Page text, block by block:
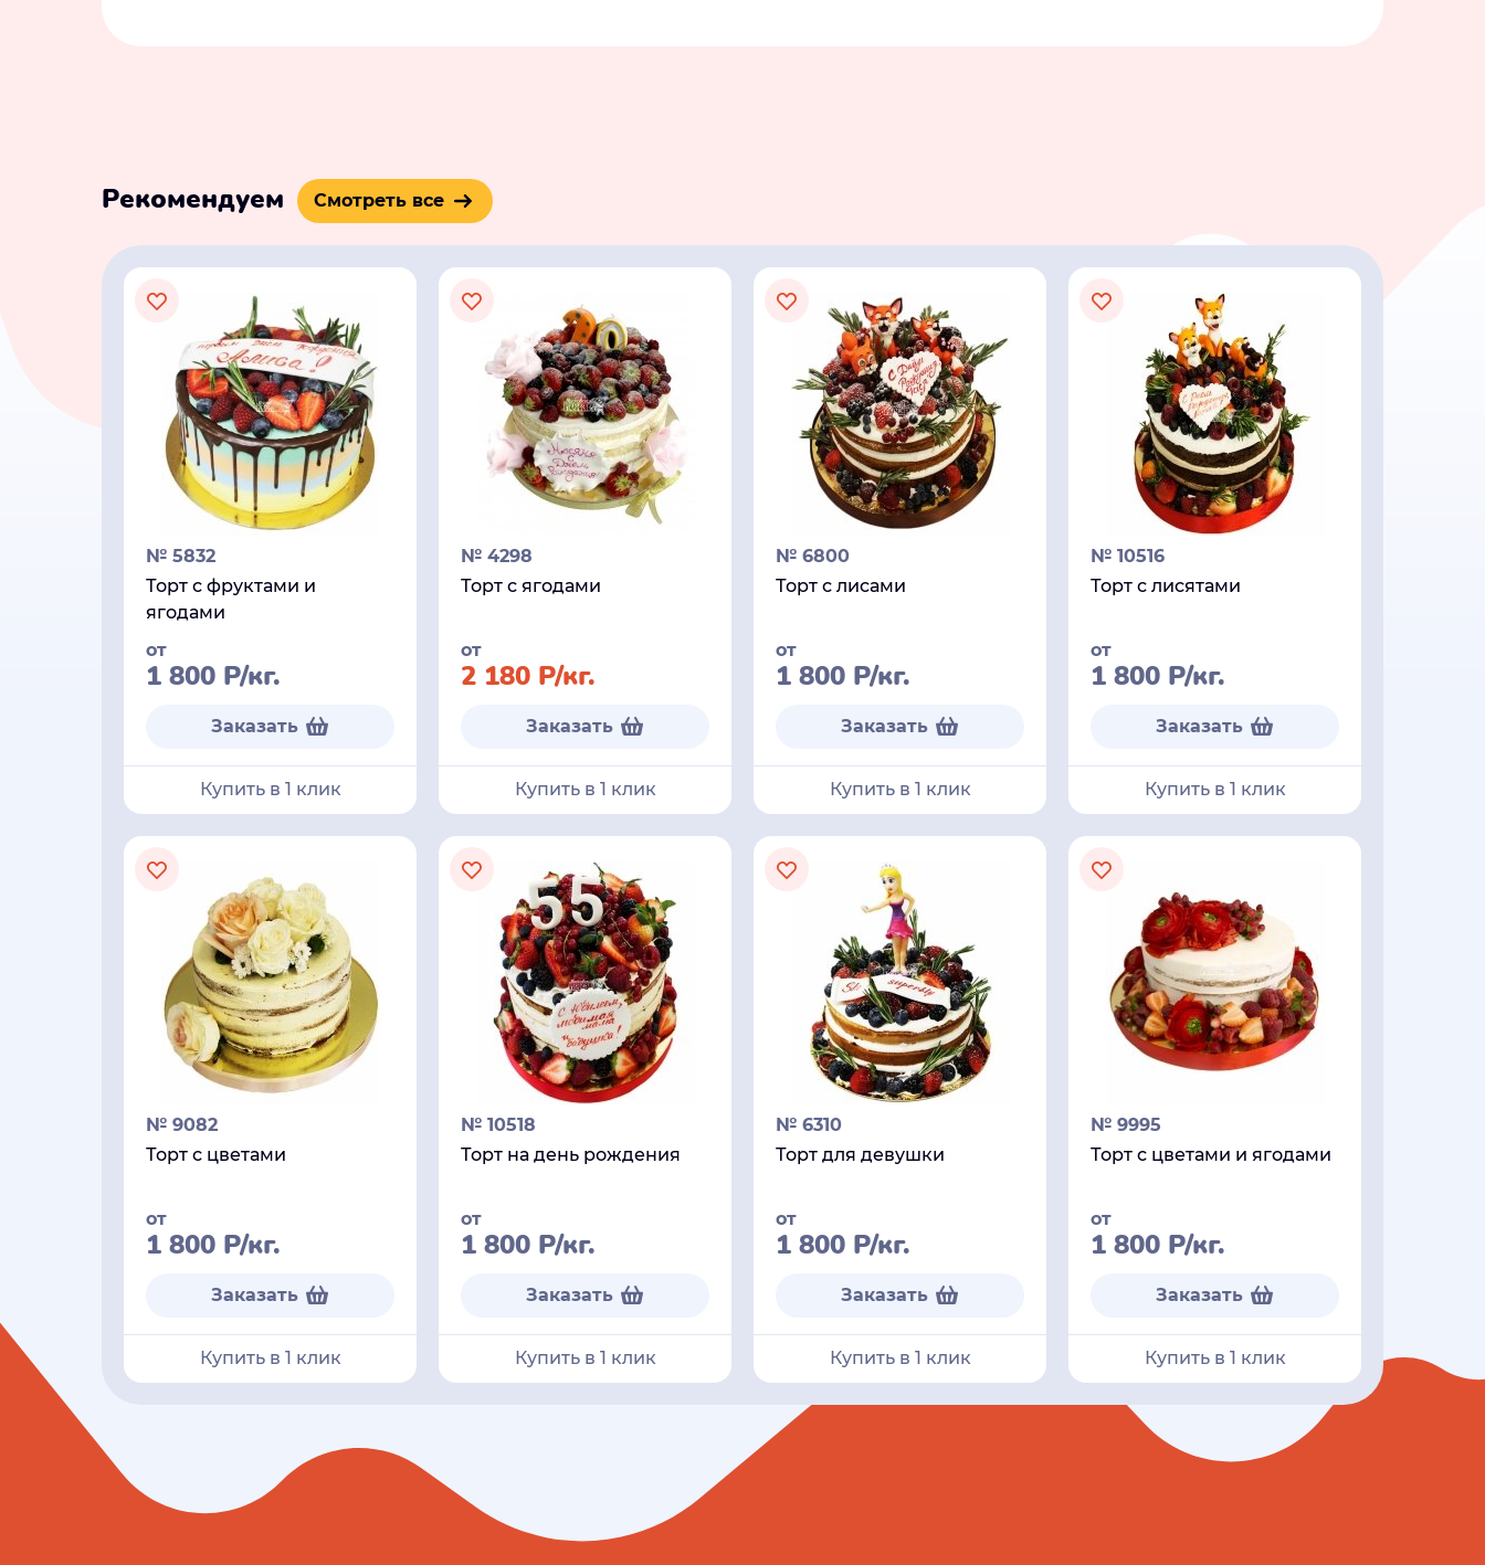
Рекомендуем Смотреть все
№ 5832
Торт с фруктами и
ягодами
от
1 800 Р/кг.
Заказать
Купить в 1 клик
№ 4298
Торт с ягодами
от
2 180 Р/кг.
Заказать
Купить в 1 клик
№ 6800
Торт с лисами
от
1 800 Р/кг.
Заказать
Купить в 1 клик
№ 10516
Торт с лисятами
от
1 800 Р/кг.
Заказать
Купить в 1 клик
№ 9082
Торт с цветами
от
1 800 Р/кг.
Заказать
Купить в 1 клик
№ 10518
Торт на день рождения
от
1 800 Р/кг.
Заказать
Купить в 1 клик
№ 6310
Торт для девушки
от
1 800 Р/кг.
Заказать
Купить в 1 клик
№ 9995
Торт с цветами и ягодами
от
1 800 Р/кг.
Заказать
Купить в 1 клик